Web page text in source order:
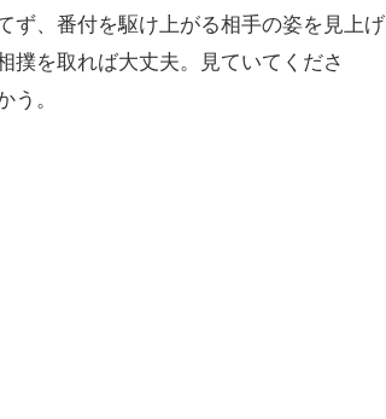
ず、番付を駆け上がる相手の姿を見上げ
撲を取れば大丈夫。見ていてくださ
う。